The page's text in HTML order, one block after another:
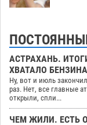
АСТРАХАНЬ.
ХВАТАЛО
Ну, вот и июль
раз. Нет, все главные
открыли, спли...
ЧЕМ ЖИЛИ. ЕСТЬ